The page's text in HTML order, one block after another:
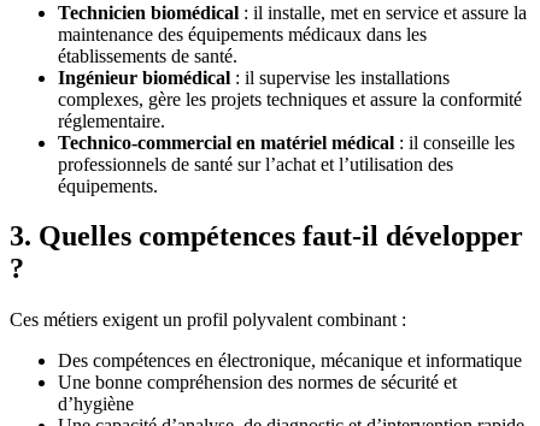
Technicien biomédical : il installe, met en service et assure la
maintenance des équipements médicaux dans les
établissements de santé.
Ingénieur biomédical : il supervise les installations
complexes, gère les projets techniques et assure la conformité
réglementaire.
Technico-commercial en matériel médical : il conseille les
professionnels de santé sur l’achat et l’utilisation des
équipements.
3. Quelles compétences faut-il développer
?
Ces métiers exigent un profil polyvalent combinant :
Des compétences en électronique, mécanique et informatique
Une bonne compréhension des normes de sécurité et
d’hygiène